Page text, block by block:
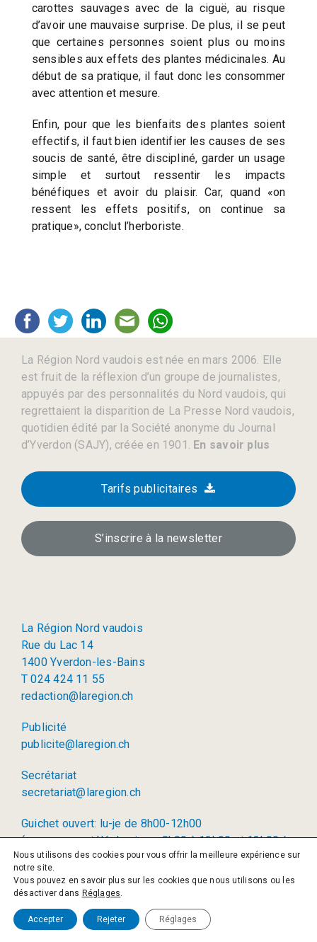
carottes sauvages avec de la ciguë, au risque
d’avoir une mauvaise surprise. De plus, il se peut
que certaines personnes soient plus ou moins
sensibles aux effets des plantes médicinales. Au
début de sa pratique, il faut donc les consommer
avec attention et mesure.
Enfin, pour que les bienfaits des plantes soient
effectifs, il faut bien identifier les causes de ses
soucis de santé, être discipliné, garder un usage
simple et surtout ressentir les impacts
bénéfiques et avoir du plaisir. Car, quand «on
ressent les effets positifs, on continue sa
pratique», conclut l’herboriste.
La Région Nord vaudois est née en mars 2006. Elle
est fruit de la réflexion d’un groupe de journalistes,
appuyés par des personnalités du Nord vaudois, qui
regrettaient la disparition de La Presse Nord vaudois,
quotidien édité par la Société anonyme du Journal
d’Yverdon (SAJY), créée en 1901. En savoir plus
Tarifs publicitaires
S’inscrire à la newsletter
La Région Nord vaudois
Rue du Lac 14
1400 Yverdon-les-Bains
T 024 424 11 55
redaction@laregion.ch
Publicité
publicite@laregion.ch
Secrétariat
secretariat@laregion.ch
Guichet ouvert: lu-je de 8h00-12h00
(permanence téléphonique: 8h00 à 12h00 et 13h00 à
17h00)
© 2026 La Région SA
Nous utilisons des cookies pour vous offrir la meilleure expérience sur
notre site.
Vous pouvez en savoir plus sur les cookies que nous utilisons ou les
désactiver dans Réglages.
Accepter Rejeter Réglages